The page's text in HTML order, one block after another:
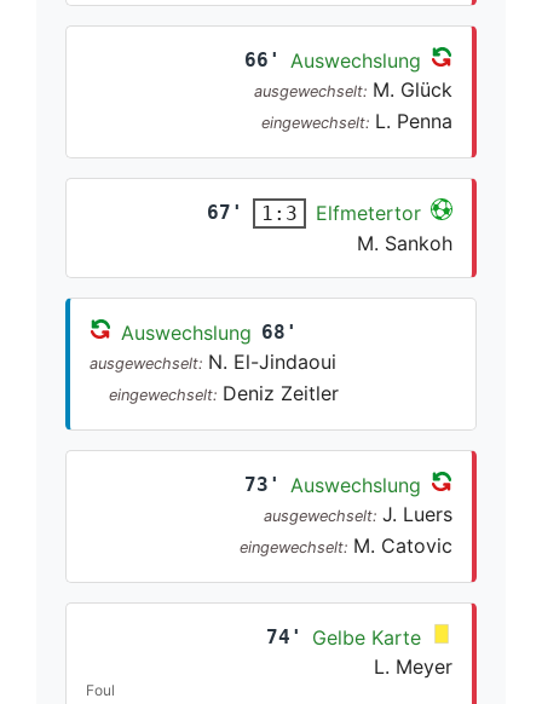
66' Auswechslung
ausgewechselt: M. Glück
eingewechselt: L. Penna
67' 1:3
Elfmetertor
M. Sankoh
Auswechslung 68'
ausgewechselt: N. El-Jindaoui
eingewechselt: Deniz Zeitler
73' Auswechslung
ausgewechselt: J. Luers
eingewechselt: M. Catovic
74'
Gelbe Karte
L. Meyer
Foul